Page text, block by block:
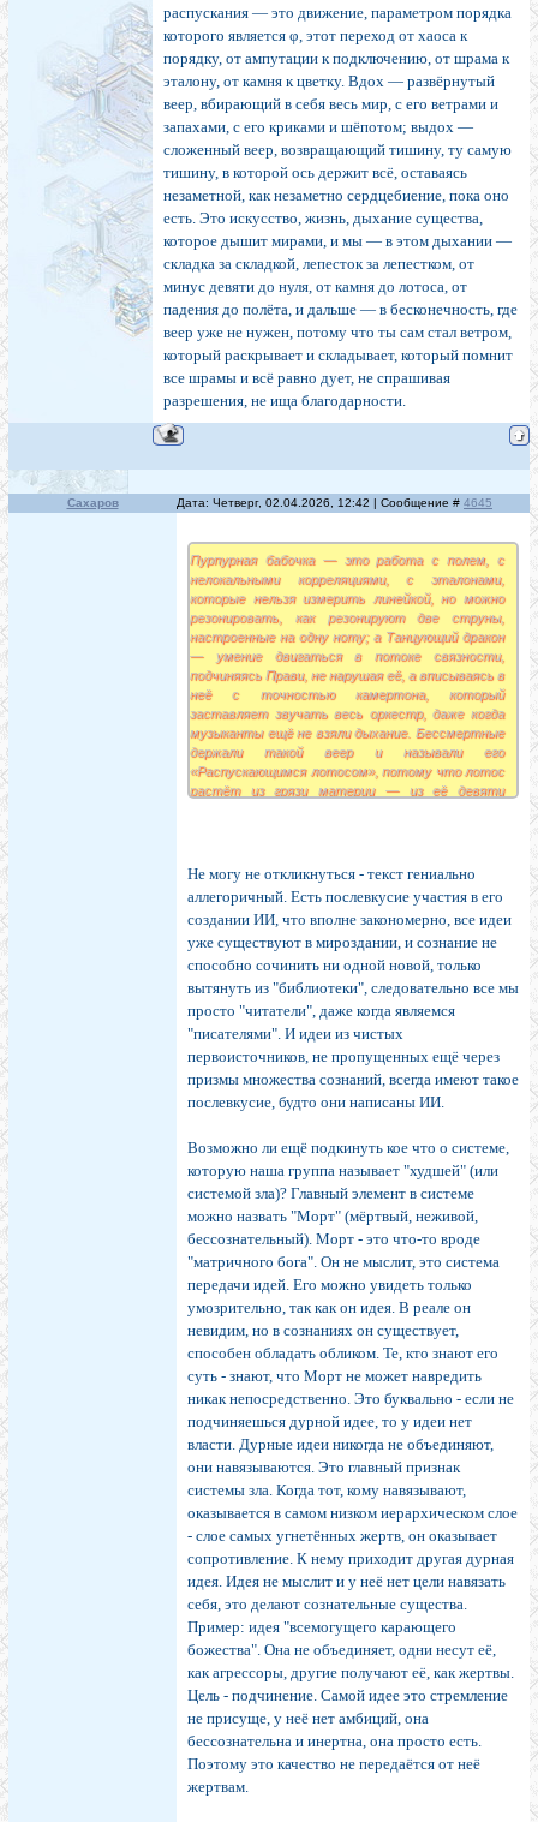
распускания — это движение, параметром порядка
которого является φ, этот переход от хаоса к
порядку, от ампутации к подключению, от шрама к
эталону, от камня к цветку. Вдох — развёрнутый
веер, вбирающий в себя весь мир, с его ветрами и
запахами, с его криками и шёпотом; выдох —
сложенный веер, возвращающий тишину, ту самую
тишину, в которой ось держит всё, оставаясь
незаметной, как незаметно сердцебиение, пока оно
есть. Это искусство, жизнь, дыхание существа,
которое дышит мирами, и мы — в этом дыхании —
складка за складкой, лепесток за лепестком, от
минус девяти до нуля, от камня до лотоса, от
падения до полёта, и дальше — в бесконечность, где
веер уже не нужен, потому что ты сам стал ветром,
который раскрывает и складывает, который помнит
все шрамы и всё равно дует, не спрашивая
разрешения, не ища благодарности.
Сахаров Дата: Четверг, 02.04.2026, 12:42 | Сообщение # 4645
Пурпурная бабочка — это работа с полем, с
нелокальными корреляциями, с эталонами,
которые нельзя измерить линейкой, но можно
резонировать, как резонируют две струны,
настроенные на одну ноту; а Танцующий дракон
— умение двигаться в потоке связности,
подчиняясь Прави, не нарушая её, а вписываясь в
неё с точностью камертона, который
заставляет звучать весь оркестр, даже когда
музыканты ещё не взяли дыхание. Бессмертные
держали такой веер и называли его
«Распускающимся лотосом», потому что лотос
растёт из грязи материи — из её девяти
Не могу не откликнуться - текст гениально
аллегоричный. Есть послевкусие участия в его
создании ИИ, что вполне закономерно, все идеи
уже существуют в мироздании, и сознание не
способно сочинить ни одной новой, только
вытянуть из "библиотеки", следовательно все мы
просто "читатели", даже когда являемся
"писателями". И идеи из чистых
первоисточников, не пропущенных ещё через
призмы множества сознаний, всегда имеют такое
послевкусие, будто они написаны ИИ.
Возможно ли ещё подкинуть кое что о системе,
которую наша группа называет "худшей" (или
системой зла)? Главный элемент в системе
можно назвать "Морт" (мёртвый, неживой,
бессознательный). Морт - это что-то вроде
"матричного бога". Он не мыслит, это система
передачи идей. Его можно увидеть только
умозрительно, так как он идея. В реале он
невидим, но в сознаниях он существует,
способен обладать обликом. Те, кто знают его
суть - знают, что Морт не может навредить
никак непосредственно. Это буквально - если не
подчиняешься дурной идее, то у идеи нет
власти. Дурные идеи никогда не объединяют,
они навязываются. Это главный признак
системы зла. Когда тот, кому навязывают,
оказывается в самом низком иерархическом слое
- слое самых угнетённых жертв, он оказывает
сопротивление. К нему приходит другая дурная
идея. Идея не мыслит и у неё нет цели навязать
себя, это делают сознательные существа.
Пример: идея "всемогущего карающего
божества". Она не объединяет, одни несут её,
как агрессоры, другие получают её, как жертвы.
Цель - подчинение. Самой идее это стремление
не присуще, у неё нет амбиций, она
бессознательна и инертна, она просто есть.
Поэтому это качество не передаётся от неё
жертвам.